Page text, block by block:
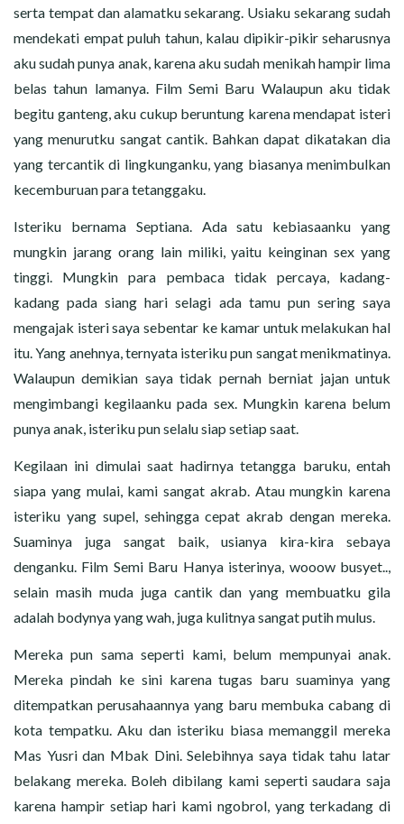
serta tempat dan alamatku sekarang. Usiaku sekarang sudah
mendekati empat puluh tahun, kalau dipikir-pikir seharusnya
aku sudah punya anak, karena aku sudah menikah hampir lima
belas tahun lamanya. Film Semi Baru Walaupun aku tidak
begitu ganteng, aku cukup beruntung karena mendapat isteri
yang menurutku sangat cantik. Bahkan dapat dikatakan dia
yang tercantik di lingkunganku, yang biasanya menimbulkan
kecemburuan para tetanggaku.
Isteriku bernama Septiana. Ada satu kebiasaanku yang
mungkin jarang orang lain miliki, yaitu keinginan sex yang
tinggi. Mungkin para pembaca tidak percaya, kadang-
kadang pada siang hari selagi ada tamu pun sering saya
mengajak isteri saya sebentar ke kamar untuk melakukan hal
itu. Yang anehnya, ternyata isteriku pun sangat menikmatinya.
Walaupun demikian saya tidak pernah berniat jajan untuk
mengimbangi kegilaanku pada sex. Mungkin karena belum
punya anak, isteriku pun selalu siap setiap saat.
Kegilaan ini dimulai saat hadirnya tetangga baruku, entah
siapa yang mulai, kami sangat akrab. Atau mungkin karena
isteriku yang supel, sehingga cepat akrab dengan mereka.
Suaminya juga sangat baik, usianya kira-kira sebaya
denganku. Film Semi Baru Hanya isterinya, wooow busyet..,
selain masih muda juga cantik dan yang membuatku gila
adalah bodynya yang wah, juga kulitnya sangat putih mulus.
Mereka pun sama seperti kami, belum mempunyai anak.
Mereka pindah ke sini karena tugas baru suaminya yang
ditempatkan perusahaannya yang baru membuka cabang di
kota tempatku. Aku dan isteriku biasa memanggil mereka
Mas Yusri dan Mbak Dini. Selebihnya saya tidak tahu latar
belakang mereka. Boleh dibilang kami seperti saudara saja
karena hampir setiap hari kami ngobrol, yang terkadang di
CERITA NAKAL
CERITA SEMPROT
CERITA SPERMA
CERITA ANAK TIRI
CERITA HOT MAMA
CERITA TANTE SEXY
CERITA ISTRI SELINGKUH